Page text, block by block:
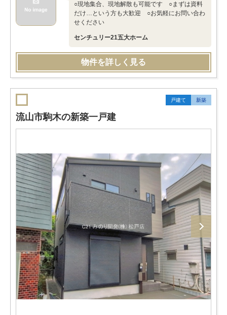
○現地集合、現地解散も可能です ○まずは資料
だけ…という方も大歓迎 ○お気軽にお問い合わ
せください
センチュリー21五大ホーム
物件を詳しく見る
戸建て 新築
流山市駒木の新築一戸建